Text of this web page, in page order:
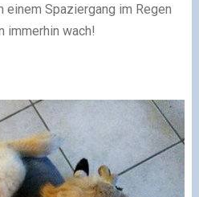
einem Spaziergang im Regen
immerhin wach!